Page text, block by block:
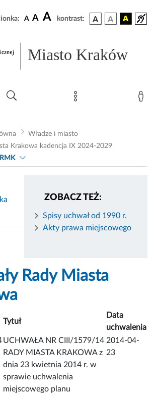
A A A kontrast:
Miasto Kraków
Władze i miasto
Krakowa kadencja IX 2024-2029
ZOBACZ TEŻ:
Spisy uchwał od 1990 r.
Akty prawa miejscowego
Rady Miasta
Tytuł
Data
uchwalenia
UCHWAŁA NR CIII/1579/14
RADY MIASTA KRAKOWA z
dnia 23 kwietnia 2014 r. w
sprawie uchwalenia
miejscowego planu
2014-04-
23